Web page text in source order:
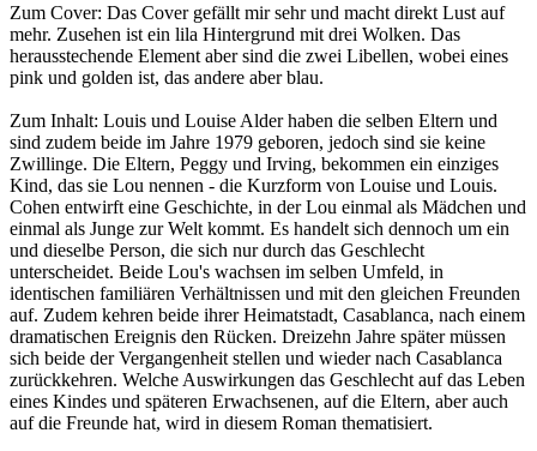
Zum Cover: Das Cover gefällt mir sehr und macht direkt Lust auf
mehr. Zusehen ist ein lila Hintergrund mit drei Wolken. Das
herausstechende Element aber sind die zwei Libellen, wobei eines
pink und golden ist, das andere aber blau.
Zum Inhalt: Louis und Louise Alder haben die selben Eltern und
sind zudem beide im Jahre 1979 geboren, jedoch sind sie keine
Zwillinge. Die Eltern, Peggy und Irving, bekommen ein einziges
Kind, das sie Lou nennen - die Kurzform von Louise und Louis.
Cohen entwirft eine Geschichte, in der Lou einmal als Mädchen und
einmal als Junge zur Welt kommt. Es handelt sich dennoch um ein
und dieselbe Person, die sich nur durch das Geschlecht
unterscheidet. Beide Lou's wachsen im selben Umfeld, in
identischen familiären Verhältnissen und mit den gleichen Freunden
auf. Zudem kehren beide ihrer Heimatstadt, Casablanca, nach einem
dramatischen Ereignis den Rücken. Dreizehn Jahre später müssen
sich beide der Vergangenheit stellen und wieder nach Casablanca
zurückkehren. Welche Auswirkungen das Geschlecht auf das Leben
eines Kindes und späteren Erwachsenen, auf die Eltern, aber auch
auf die Freunde hat, wird in diesem Roman thematisiert.